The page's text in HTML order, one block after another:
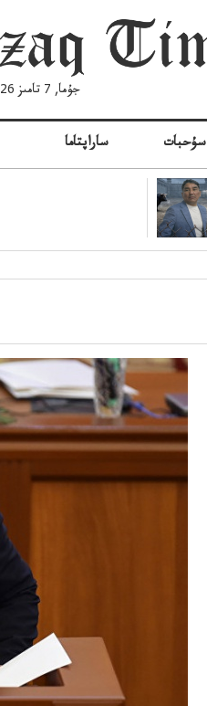
جۇما, 7 تامىز 2026
ساراپتاما سۇحبات